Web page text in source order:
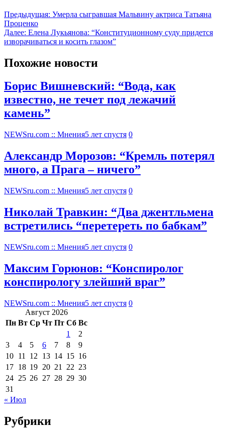
Предыдущая: Умерла сыгравшая Мальвину актриса Татьяна
Проценко
Далее: Елена Лукьянова: “Конституционному суду придется
изворачиваться и косить глазом”
Похожие новости
Борис Вишневский: “Вода, как
известно, не течет под лежачий
камень”
NEWSru.com :: Мнения5 лет спустя 0
Александр Морозов: “Кремль потерял
много, а Прага – ничего”
NEWSru.com :: Мнения5 лет спустя 0
Николай Травкин: “Два джентльмена
встретились “перетереть по бабкам”
NEWSru.com :: Мнения5 лет спустя 0
Максим Горюнов: “Конспиролог
конспирологу злейший враг”
NEWSru.com :: Мнения5 лет спустя 0
Август 2026
Пн Вт Ср Чт Пт Сб Вс
1
2
3
4 5 6 7 8
9
10 11 12 13 14 15 16
17 18 19 20 21 22 23
24 25 26 27 28 29 30
31
« Июл
Рубрики